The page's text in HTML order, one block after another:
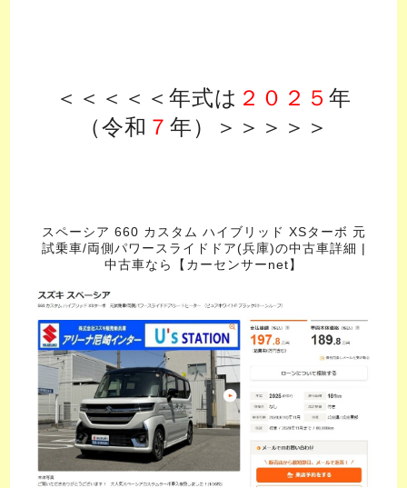
＜＜＜＜＜年式は ２０２５ 年
（令和 ７ 年）＞＞＞＞＞
スペーシア 660 カスタム ハイブリッド XSターボ 元
試乗車/両側パワースライドドア(兵庫)の中古車詳細 |
中古車なら【カーセンサーnet】